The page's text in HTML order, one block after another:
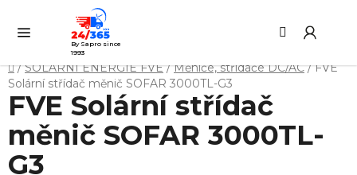
obsah
By Sapro since
1993
Domů
/ SOLÁRNÍ ENERGIE FVE / Měniče, střídače DC/AC / FVE
Solární střídač měnič SOFAR 3000TL-G3
FVE Solární střídač
měnič SOFAR 3000TL-
G3